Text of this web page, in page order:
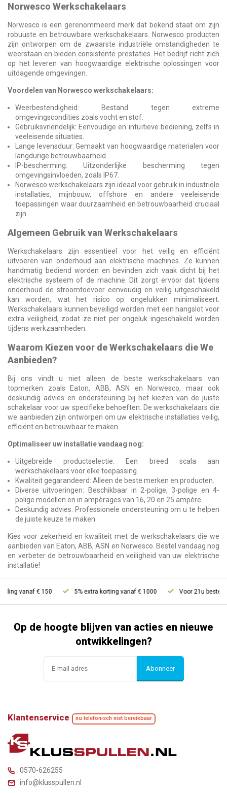
Norwesco Werkschakelaars
Norwesco is een gerenommeerd merk dat bekend staat om zijn
robuuste en betrouwbare werkschakelaars. Norwesco producten
zijn ontworpen om de zwaarste industriële omstandigheden te
weerstaan en bieden consistente prestaties. Het bedrijf richt zich
op het leveren van hoogwaardige elektrische oplossingen voor
uitdagende omgevingen.
Voordelen van Norwesco werkschakelaars:
Weerbestendigheid: Bestand tegen extreme
omgevingscondities zoals vocht en stof.
Gebruiksvriendelijk: Eenvoudige en intuïtieve bediening, zelfs in
veeleisende situaties.
Lange levensduur: Gemaakt van hoogwaardige materialen voor
langdurige betrouwbaarheid.
IP-bescherming: Uitzonderlijke bescherming tegen
omgevingsinvloeden, zoals IP67.
Norwesco werkschakelaars zijn ideaal voor gebruik in industriële
installaties, mijnbouw, offshore en andere veeleisende
toepassingen waar duurzaamheid en betrouwbaarheid cruciaal
zijn.
Algemeen Gebruik van Werkschakelaars
Werkschakelaars zijn essentieel voor het veilig en efficiënt
uitvoeren van onderhoud aan elektrische machines. Ze kunnen
handmatig bediend worden en bevinden zich vaak dicht bij het
elektrische systeem of de machine. Dit zorgt ervoor dat tijdens
onderhoud de stroomtoevoer eenvoudig en veilig uitgeschakeld
kan worden, wat het risico op ongelukken minimaliseert.
Werkschakelaars kunnen beveiligd worden met een hangslot voor
extra veiligheid, zodat ze niet per ongeluk ingeschakeld worden
tijdens werkzaamheden.
Waarom Kiezen voor de Werkschakelaars die We
Aanbieden?
Bij ons vindt u niet alleen de beste werkschakelaars van
topmerken zoals Eaton, ABB, ASN en Norwesco, maar ook
deskundig advies en ondersteuning bij het kiezen van de juiste
schakelaar voor uw specifieke behoeften. De werkschakelaars die
we aanbieden zijn ontworpen om uw elektrische installaties veilig,
efficiënt en betrouwbaar te maken.
Optimaliseer uw installatie vandaag nog:
Uitgebreide productselectie: Een breed scala aan
werkschakelaars voor elke toepassing.
Kwaliteit gegarandeerd: Alleen de beste merken en producten.
Diverse uitvoeringen: Beschikbaar in 2-polige, 3-polige en 4-
polige modellen en in ampèrages van 16, 20 en 25 ampère.
Deskundig advies: Professionele ondersteuning om u te helpen
de juiste keuze te maken.
Kies voor zekerheid en kwaliteit met de werkschakelaars die we
aanbieden van Eaton, ABB, ASN en Norwesco. Bestel vandaag nog
en verbeter de betrouwbaarheid en veiligheid van uw elektrische
installatie!
€ 150 5% extra korting vanaf € 1000 Voor 21u besteld,
Op de hoogte blijven van acties en nieuwe
ontwikkelingen?
Abonneer
Klantenservice nu telefonisch niet bereikbaar
0570-626255
info@klusspullen.nl